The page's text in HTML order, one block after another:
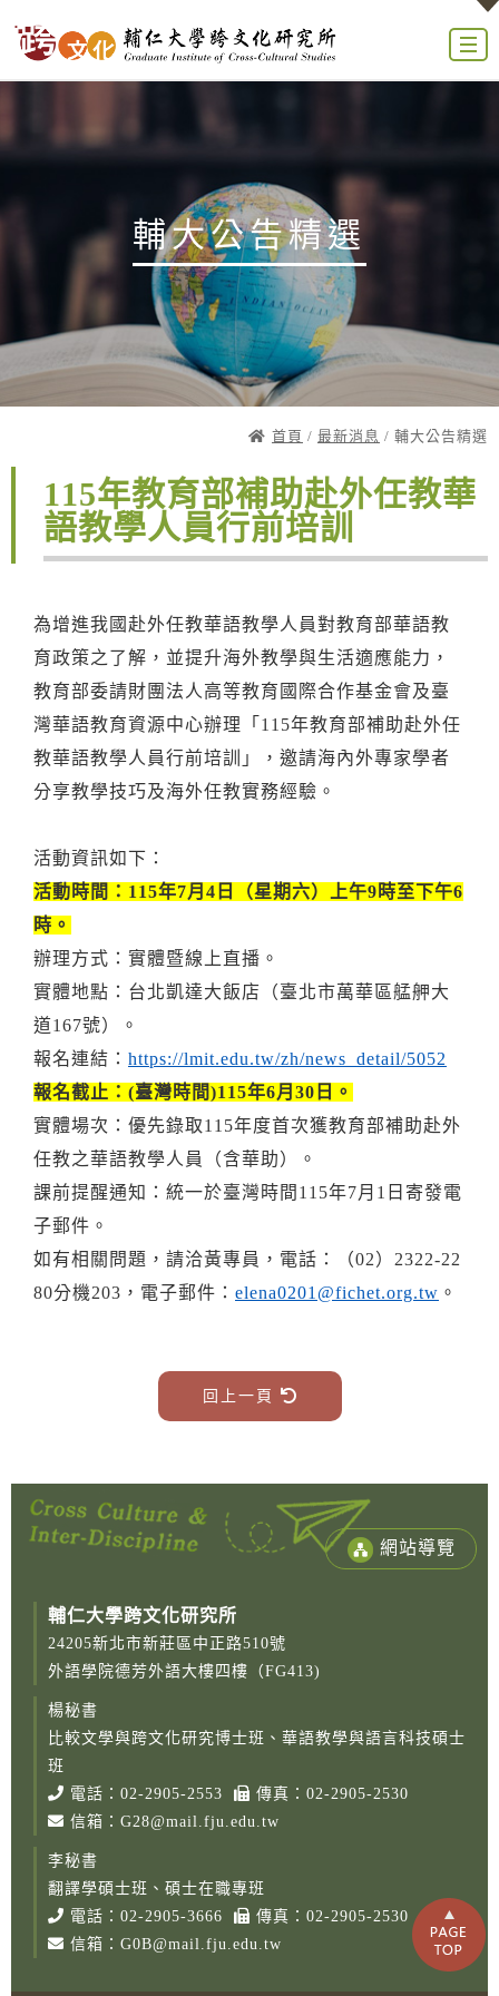
輔大公告精選
首頁 / 最新消息 / 輔大公告精選
115年教育部補助赴外任教華
語教學人員行前培訓
為增進我國赴外任教華語教學人員對教育部華語教
育政策之了解，並提升海外教學與生活適應能力，
教育部委請財團法人高等教育國際合作基金會及臺
灣華語教育資源中心辦理「115年教育部補助赴外任
教華語教學人員行前培訓」，邀請海內外專家學者
分享教學技巧及海外任教實務經驗。
活動資訊如下：
活動時間：115年7月4日（星期六）上午9時至下午6
時。
辦理方式：實體暨線上直播。
實體地點：台北凱達大飯店（臺北市萬華區艋舺大
道167號）。
報名連結： https://lmit.edu.tw/zh/news_detail/5052
報名截止：(臺灣時間)115年6月30日。
實體場次：優先錄取115年度首次獲教育部補助赴外
任教之華語教學人員（含華助）。
課前提醒通知：統一於臺灣時間115年7月1日寄發電
子郵件。
如有相關問題，請洽黃專員，電話：（02）2322-22
80分機203，電子郵件： elena0201@fichet.org.tw 。
回上一頁
網站導覽
輔仁大學跨文化研究所
24205新北市新莊區中正路510號
外語學院德芳外語大樓四樓（FG413)
楊秘書
比較文學與跨文化研究博士班、華語教學與語言科技碩士
班
電話： 02-2905-2553
傳真：02-2905-2530
信箱： G28@mail.fju.edu.tw
李秘書
翻譯學碩士班、碩士在職專班
電話： 02-2905-3666
傳真：02-2905-2530
信箱： G0B@mail.fju.edu.tw